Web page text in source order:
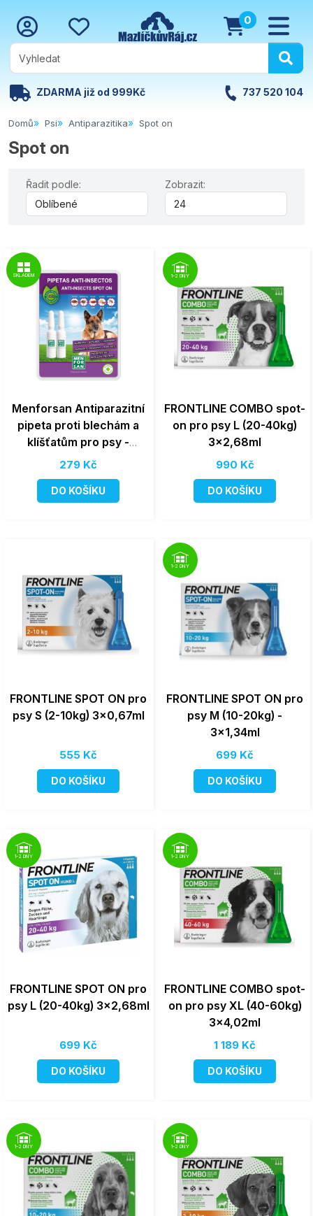
0
ZDARMA již od 999Kč 737 520 104
Domů Psi Antiparazitika Spot on
Spot on
Řadit podle: Zobrazit:
SKLADEM
Menforsan Antiparazitní
pipeta proti blechám a
klíšťatům pro psy -
2x1,5ml
279 Kč
DO KOŠÍKU
1-2 DNY
FRONTLINE COMBO spot-
on pro psy L (20-40kg)
3x2,68ml
990 Kč
DO KOŠÍKU
FRONTLINE SPOT ON pro
psy S (2-10kg) 3x0,67ml
555 Kč
DO KOŠÍKU
1-2 DNY
FRONTLINE SPOT ON pro
psy M (10-20kg) -
3x1,34ml
699 Kč
DO KOŠÍKU
1-2 DNY
FRONTLINE SPOT ON pro
psy L (20-40kg) 3x2,68ml
699 Kč
DO KOŠÍKU
1-2 DNY
FRONTLINE COMBO spot-
on pro psy XL (40-60kg)
3x4,02ml
1 189 Kč
DO KOŠÍKU
1-2 DNY 1-2 DNY